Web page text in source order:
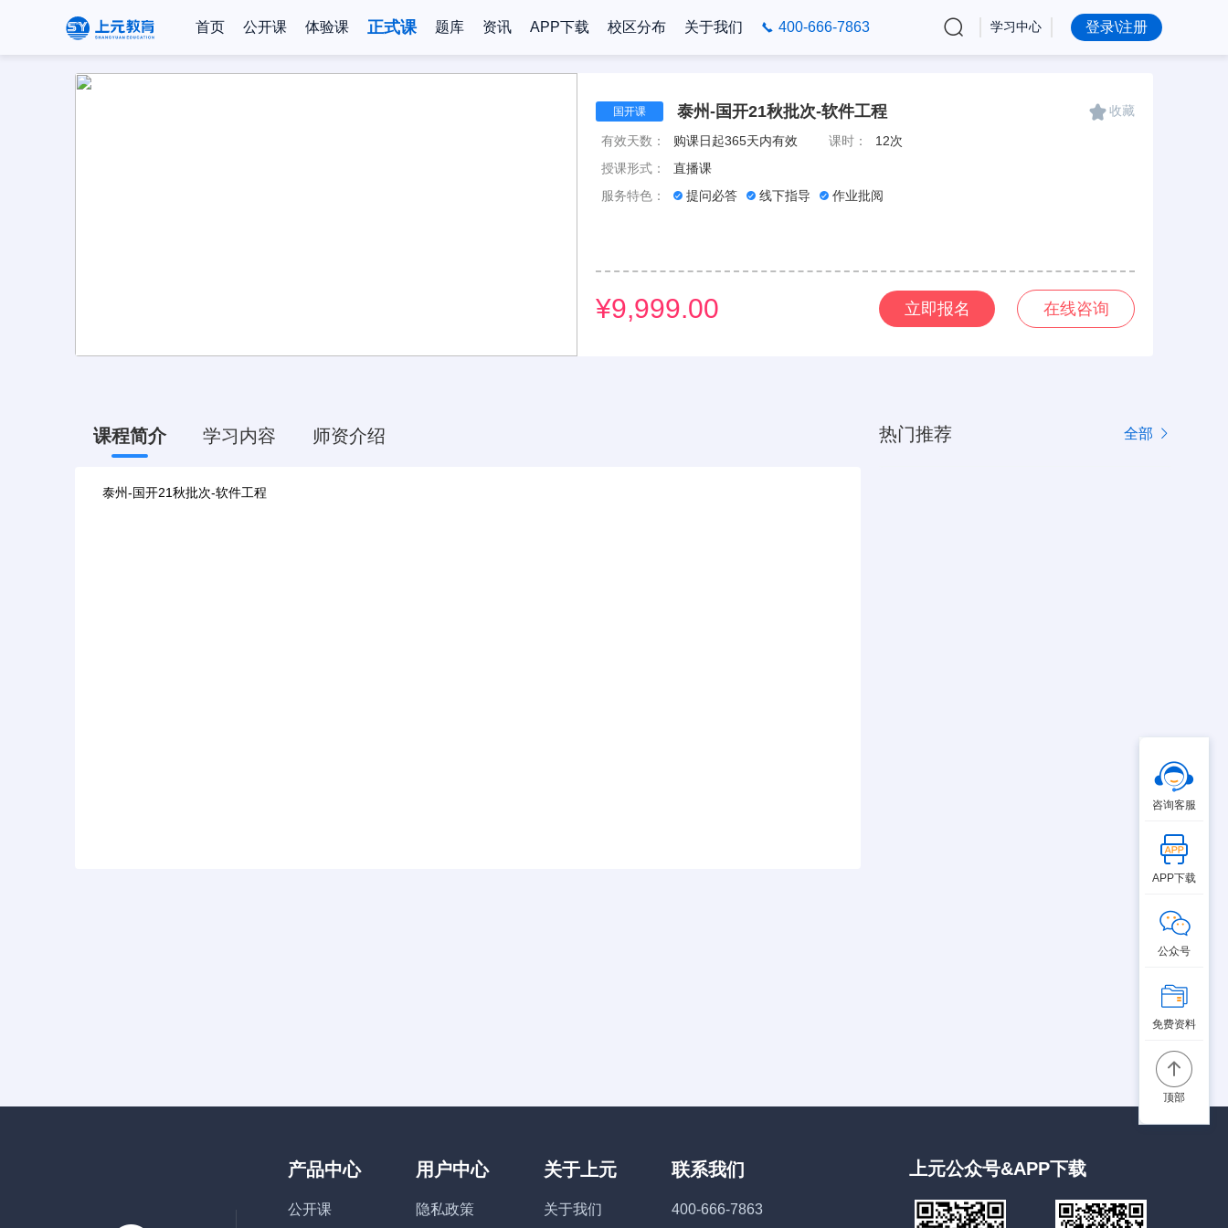
首页 公开课 体验课 正式课 题库 资讯 APP下载 校区分布 关于我们 400-666-7863 学习中心 登录\注册
国开课 泰州-国开21秋批次-软件工程 收藏
有效天数： 购课日起365天内有效 课时：
12次
授课形式：
直播课
服务特色：
提问必答 线下指导 作业批阅
¥9,999.00 立即报名 在线咨询
课程简介 学习内容 师资介绍
泰州-国开21秋批次-软件工程
热门推荐 全部
咨询客服
APP下载
公众号
免费资料
顶部
产品中心
公开课
用户中心
隐私政策
关于上元
关于我们
联系我们
400-666-7863
上元公众号&APP下载